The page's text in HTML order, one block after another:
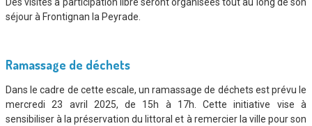
séjour à Frontignan la Peyrade.
Ramassage de déchets
Dans le cadre de cette escale, un ramassage de déchets est prévu le
mercredi 23 avril 2025, de 15h à 17h. Cette initiative vise à
sensibiliser à la préservation du littoral et à remercier la ville pour son